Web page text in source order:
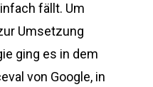
fällt. Um
Umsetzung
ging es in dem
von Google, in